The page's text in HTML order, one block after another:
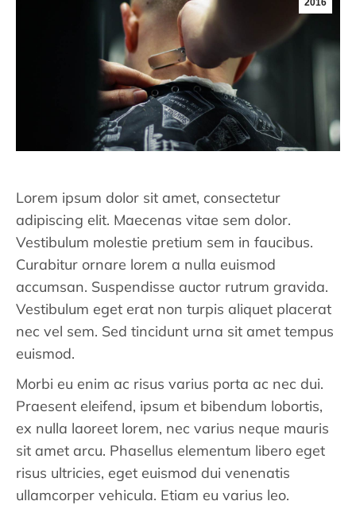
2016
Lorem ipsum dolor sit amet, consectetur
adipiscing elit. Maecenas vitae sem dolor.
Vestibulum molestie pretium sem in faucibus.
Curabitur ornare lorem a nulla euismod
accumsan. Suspendisse auctor rutrum gravida.
Vestibulum eget erat non turpis aliquet placerat
nec vel sem. Sed tincidunt urna sit amet tempus
euismod.
Morbi eu enim ac risus varius porta ac nec dui.
Praesent eleifend, ipsum et bibendum lobortis,
ex nulla laoreet lorem, nec varius neque mauris
sit amet arcu. Phasellus elementum libero eget
risus ultricies, eget euismod dui venenatis
ullamcorper vehicula. Etiam eu varius leo.